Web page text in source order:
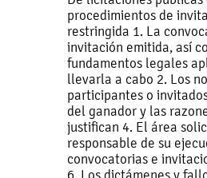
procedimientos de
restringida 1. La
invitación emitida, así
fundamentos legales
llevarla a cabo 2. Los
participantes o
del ganador y las
justifican 4. El área
responsable de su
convocatorias e
6. Los dictámenes y